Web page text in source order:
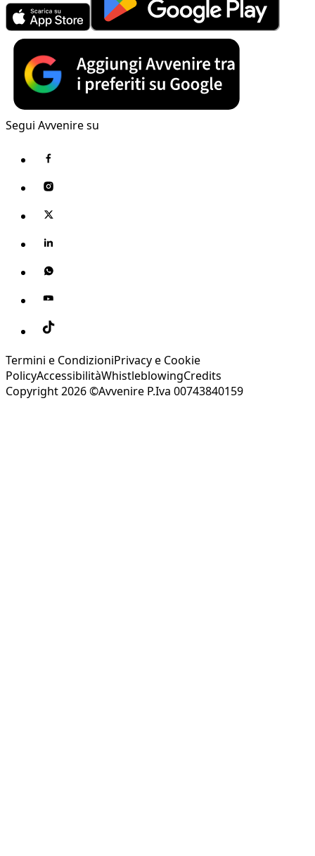
Segui Avvenire su
Termini e CondizioniPrivacy e Cookie
PolicyAccessibilitàWhistleblowingCredits
Copyright 2026 ©Avvenire P.Iva 00743840159